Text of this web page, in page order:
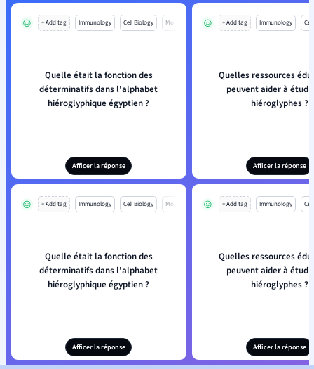
+ Add tag Immunology Cell Biology Mo
Quelle était la fonction des
déterminatifs dans l'alphabet
hiéroglyphique égyptien ?
Afficer la réponse
+ Add tag Immunology
Quelles ressources
peuvent aider à
hiéroglyphes ?
Afficer la réponse
+ Add tag Immunology Cell Biology Mo
Quelle était la fonction des
déterminatifs dans l'alphabet
hiéroglyphique égyptien ?
Afficer la réponse
+ Add tag Immunology
Quelles ressources
peuvent aider à
hiéroglyphes ?
Afficer la réponse